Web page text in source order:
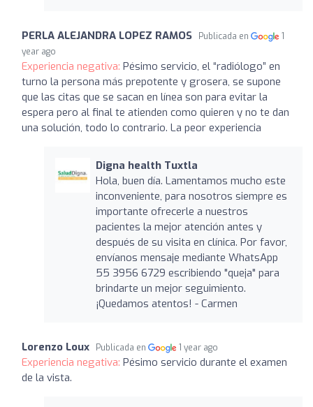
PERLA ALEJANDRA LOPEZ RAMOS Publicada en
1
year ago
Experiencia negativa: Pésimo servicio, el “radiólogo” en
turno la persona más prepotente y grosera, se supone
que las citas que se sacan en línea son para evitar la
espera pero al final te atienden como quieren y no te dan
una solución, todo lo contrario. La peor experiencia
Digna health Tuxtla
Hola, buen día. Lamentamos mucho este
inconveniente, para nosotros siempre es
importante ofrecerle a nuestros
pacientes la mejor atención antes y
después de su visita en clínica. Por favor,
envíanos mensaje mediante WhatsApp
55 3956 6729 escribiendo "queja" para
brindarte un mejor seguimiento.
¡Quedamos atentos! - Carmen
Lorenzo Loux Publicada en 1 year ago
Experiencia negativa: Pésimo servicio durante el examen
de la vista.